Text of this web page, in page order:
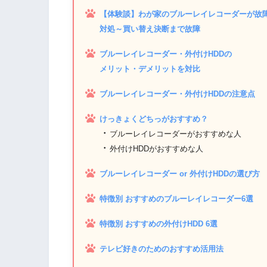
【体験談】わが家のブルーレイレコーダーが故
対処～買い替え決断まで故障
ブルーレイレコーダー・外付けHDDの
メリット・デメリットを対比
ブルーレイレコーダー・外付けHDDの注意点
けっきょくどちっがおすすめ？
・ ブルーレイレコーダーがおすすめな人
・ 外付けHDDがおすすめな人
ブルーレイレコーダー or 外付けHDDの選び方
特徴別 おすすめのブルーレイレコーダー6選
特徴別 おすすめの外付けHDD 6選
テレビ好きのためのおすすめ活用法